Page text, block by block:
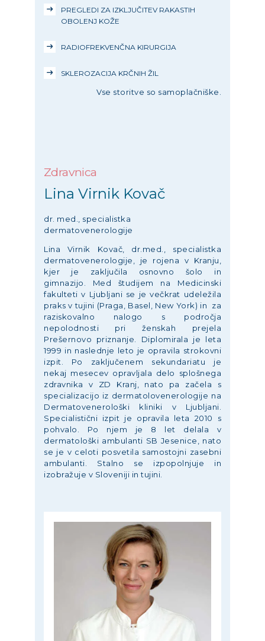
PREGLEDI ZA IZKLJUČITEV RAKASTIH
OBOLENJ KOŽE
RADIOFREKVENČNA KIRURGIJA
SKLEROZACIJA KRČNIH ŽIL
Vse storitve so samoplačniške.
Zdravnica
Lina Virnik Kovač
dr. med., specialistka
dermatovenerologije
Lina Virnik Kovač, dr.med., specialistka
dermatovenerologije, je rojena v Kranju,
kjer je zaključila osnovno šolo in
gimnazijo. Med študijem na Medicinski
fakulteti v Ljubljani se je večkrat udeležila
praks v tujini (Praga, Basel, New York) in za
raziskovalno nalogo s področja
nepolodnosti pri ženskah prejela
Prešernovo priznanje. Diplomirala je leta
1999 in naslednje leto je opravila strokovni
izpit. Po zaključenem sekundariatu je
nekaj mesecev opravljala delo splošnega
zdravnika v ZD Kranj, nato pa začela s
specializacijo iz dermatolovenerologije na
Dermatovenerološki kliniki v Ljubljani.
Specialistični izpit je opravila leta 2010 s
pohvalo. Po njem je 8 let delala v
dermatološki ambulanti SB Jesenice, nato
se je v celoti posvetila samostojni zasebni
ambulanti. Stalno se izpopolnjuje in
izobražuje v Sloveniji in tujini.